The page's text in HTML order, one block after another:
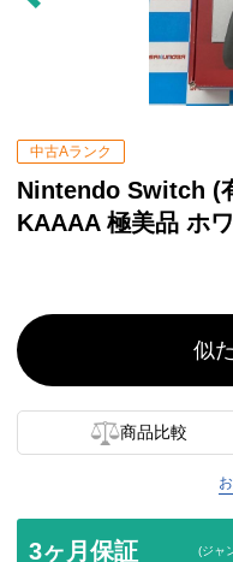
中古Aランク
Nintendo Switch (
KAAAA 極美品 ホ
似
商品比較
3ヶ月保証 (ジャ